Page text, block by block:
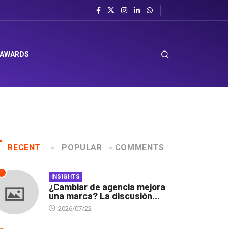
sombrero en Corporación Favorita
RECENT POPULAR COMMENTS
1 INSIGHTS
¿Cambiar de agencia mejora
una marca? La discusión...
2026/07/22